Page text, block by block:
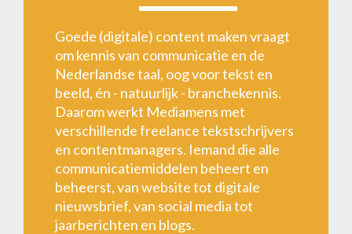
Goede (digitale) content maken vraagt
om kennis van communicatie en de
Nederlandse taal, oog voor tekst en
beeld, én - natuurlijk - branchekennis.
Daarom werkt Mediamens met
verschillende freelance tekstschrijvers
en contentmanagers. Iemand die alle
communicatiemiddelen beheert en
beheerst, van website tot digitale
nieuwsbrief, van social media tot
jaarberichten en blogs.